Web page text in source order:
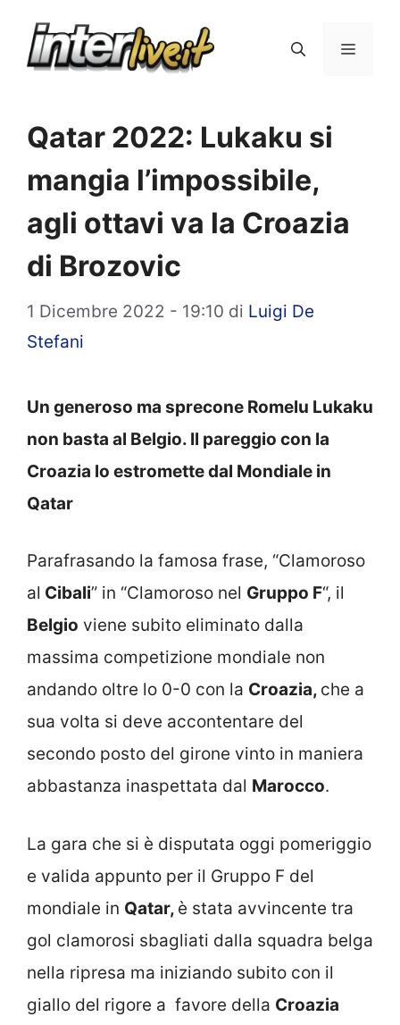
Menu
Qatar 2022: Lukaku si
mangia l’impossibile,
agli ottavi va la Croazia
di Brozovic
1 Dicembre 2022 - 19:10 di Luigi De
Stefani
Un generoso ma sprecone Romelu Lukaku
non basta al Belgio. Il pareggio con la
Croazia lo estromette dal Mondiale in
Qatar
Parafrasando la famosa frase, “Clamoroso
al Cibali” in “Clamoroso nel Gruppo F“, il
Belgio viene subito eliminato dalla
massima competizione mondiale non
andando oltre lo 0-0 con la Croazia, che a
sua volta si deve accontentare del
secondo posto del girone vinto in maniera
abbastanza inaspettata dal Marocco.
La gara che si è disputata oggi pomeriggio
e valida appunto per il Gruppo F del
mondiale in Qatar, è stata avvincente tra
gol clamorosi sbagliati dalla squadra belga
nella ripresa ma iniziando subito con il
giallo del rigore a favore della Croazia